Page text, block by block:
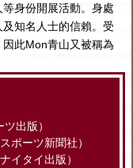
身份開展活動。身處
知名人士的信賴。受
此Mon青山又被稱為
出版）
ポーツ新聞社）
イタイ出版）